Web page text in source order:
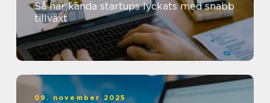
Så har kända startups lyckats med snabb
tillväxt
09. november 2025